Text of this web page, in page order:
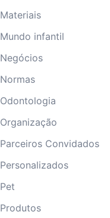
Materiais
Mundo infantil
Negócios
Normas
Odontologia
Organização
Parceiros Convidados
Personalizados
Pet
Produtos